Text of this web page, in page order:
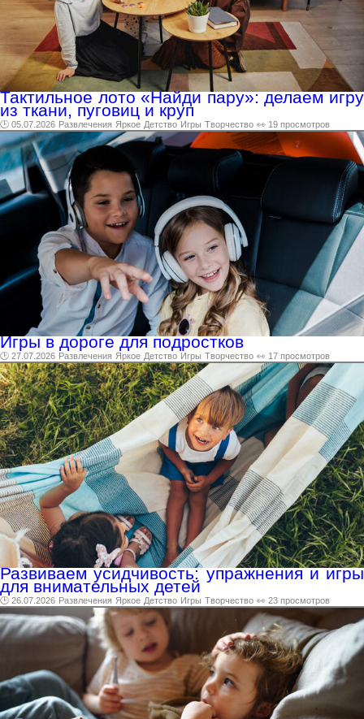
Тактильное лото «Найди пару»: делаем игру
из ткани, пуговиц и круп
🕑 05.07.2026 Развлечения Яркое Детство Игры Творчество 👀 19 просмотров
Игры в дороге для подростков
🕑 27.07.2026 Развлечения Яркое Детство Игры Творчество 👀 17 просмотров
Развиваем усидчивость: упражнения и игры
для внимательных детей
🕑 26.07.2026 Развлечения Яркое Детство Игры Творчество 👀 23 просмотров